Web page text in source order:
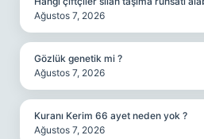
Ağustos 7, 2026
Gözlük genetik mi ?
Ağustos 7, 2026
Kuranı Kerim 66 ayet neden yok ?
Ağustos 7, 2026